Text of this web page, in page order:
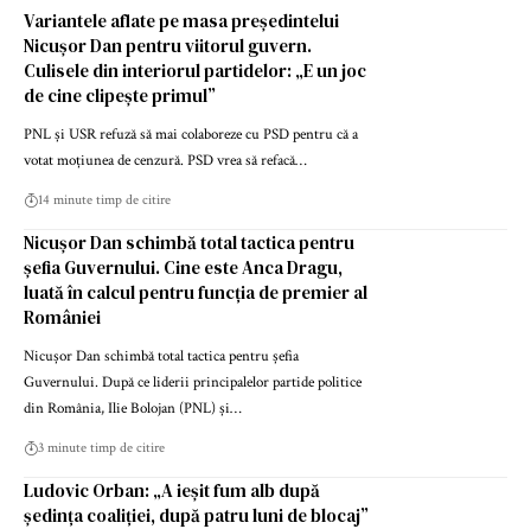
Variantele aflate pe masa președintelui
Nicușor Dan pentru viitorul guvern.
Culisele din interiorul partidelor: „E un joc
de cine clipește primul”
PNL și USR refuză să mai colaboreze cu PSD pentru că a
votat moțiunea de cenzură. PSD vrea să refacă…
14 minute timp de citire
Nicușor Dan schimbă total tactica pentru
șefia Guvernului. Cine este Anca Dragu,
luată în calcul pentru funcția de premier al
României
Nicușor Dan schimbă total tactica pentru șefia
Guvernului. După ce liderii principalelor partide politice
din România, Ilie Bolojan (PNL) și…
3 minute timp de citire
Ludovic Orban: „A ieșit fum alb după
ședința coaliției, după patru luni de blocaj”